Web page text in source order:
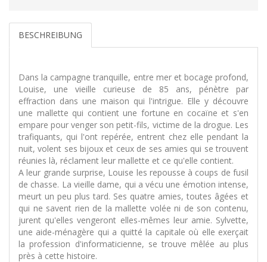
BESCHREIBUNG
Dans la campagne tranquille, entre mer et bocage profond,
Louise, une vieille curieuse de 85 ans, pénètre par
effraction dans une maison qui l'intrigue. Elle y découvre
une mallette qui contient une fortune en cocaïne et s'en
empare pour venger son petit-fils, victime de la drogue. Les
trafiquants, qui l'ont repérée, entrent chez elle pendant la
nuit, volent ses bijoux et ceux de ses amies qui se trouvent
réunies là, réclament leur mallette et ce qu'elle contient.
A leur grande surprise, Louise les repousse à coups de fusil
de chasse. La vieille dame, qui a vécu une émotion intense,
meurt un peu plus tard. Ses quatre amies, toutes âgées et
qui ne savent rien de la mallette volée ni de son contenu,
jurent qu'elles vengeront elles-mêmes leur amie. Sylvette,
une aide-ménagère qui a quitté la capitale où elle exerçait
la profession d'informaticienne, se trouve mêlée au plus
près à cette histoire.